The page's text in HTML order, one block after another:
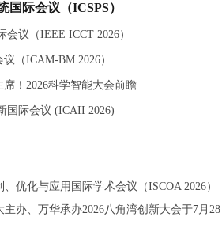
国际会议（ICSPS）
议（IEEE ICCT 2026）
（ICAM-BM 2026）
！2026科学智能大会前瞻
国际会议 (ICAII 2026)
优化与应用国际学术会议（ISCOA 2026）
办、万华承办2026八角湾创新大会于7月